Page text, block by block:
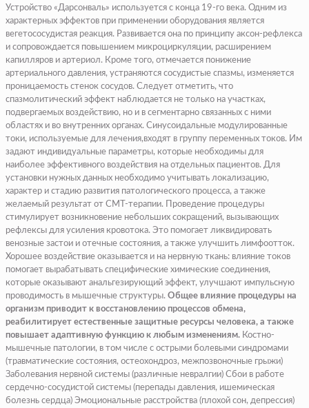
Устройство «Дарсонваль» используется с конца 19-го века. Одним из
характерных эффектов при применении оборудования является
вегетососудистая реакция. Развивается она по принципу аксон-рефлекса
и сопровождается повышением микроциркуляции, расширением
капилляров и артериол. Кроме того, отмечается понижение
артериального давления, устраняются сосудистые спазмы, изменяется
проницаемость стенок сосудов. Следует отметить, что
спазмолитический эффект наблюдается не только на участках,
подвергаемых воздействию, но и в сегментарно связанных с ними
областях и во внутренних органах. Синусоидальные модулированные
токи, используемые для лечения,входят в группу переменных токов. Им
задают индивидуальные параметры, которые необходимы для
наиболее эффективного воздействия на отдельных пациентов. Для
установки нужных данных необходимо учитывать локализацию,
характер и стадию развития патологического процесса, а также
желаемый результат от СМТ-терапии. Проведение процедуры
стимулирует возникновение небольших сокращений, вызывающих
рефлексы для усиления кровотока. Это помогает ликвидировать
венозные застои и отечные состояния, а также улучшить лимфоотток.
Хорошее воздействие оказывается и на нервную ткань: влияние токов
помогает вырабатывать специфические химические соединения,
которые оказывают анальгезирующий эффект, улучшают импульсную
проводимость в мышечные структуры. Общее влияние процедуры на
организм приводит к восстановлению процессов обмена,
реабилитирует естественные защитные ресурсы человека, а также
повышает адаптивную функцию к любым изменениям. Костно-
мышечные патологии, в том числе с острыми болевыми синдромами
(травматические состояния, остеохондроз, межпозвоночные грыжи)
Заболевания нервной системы (различные невралгии) Сбои в работе
сердечно-сосудистой системы (перепады давления, ишемическая
болезнь сердца) Эмоциональные расстройства (плохой сон, депрессия)